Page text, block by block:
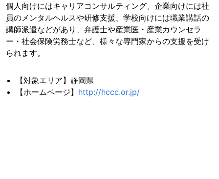
個人向けにはキャリアコンサルティング、企業向けには社
員のメンタルヘルスや研修支援、学校向けには職業講話の
講師派遣などがあり、弁護士や産業医・産業カウンセラ
ー・社会保険労務士など、様々な専門家からの支援を受け
られます。
【対象エリア】静岡県
【ホームページ】 http://hccc.or.jp/